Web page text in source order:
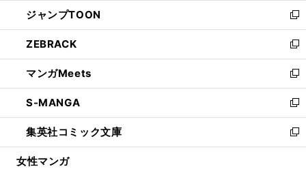
く
で
開
く
ド
ウ
で
開
く
ィ
ン
ド
ウ
で
開
く
し
い
ウ
ィ
ン
ド
ウ
で
開
く
ジャンプTOON
新
し
い
ウ
ィ
ン
ド
ウ
で
開
ZEBRACK
新
し
い
ウ
ィ
ン
ド
ウ
マンガMeets
新
し
い
ウ
ィ
ン
S-MANGA
新
し
い
ウ
集英社コミック文庫
新
し
女性マンガ